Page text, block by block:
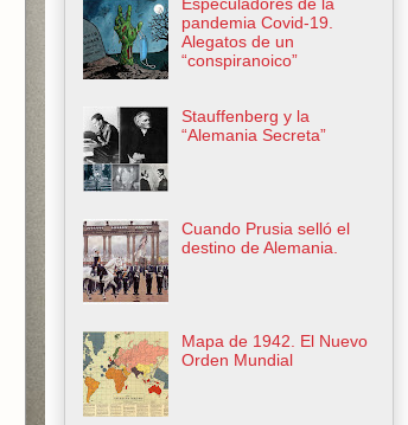
pandemia Covid-19.
Alegatos de un
“conspiranoico”
Stauffenberg y la
“Alemania Secreta”
Cuando Prusia selló el
destino de Alemania.
Mapa de 1942. El Nuevo
Orden Mundial